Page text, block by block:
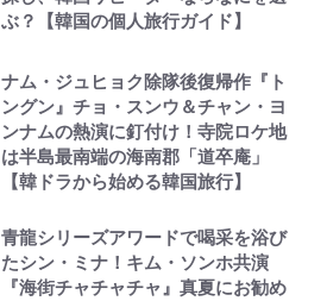
ぶ？【韓国の個人旅行ガイド】
ナム・ジュヒョク除隊後復帰作『ト
ングン』チョ・スンウ＆チャン・ヨ
ンナムの熱演に釘付け！寺院ロケ地
は半島最南端の海南郡「道卒庵」
【韓ドラから始める韓国旅行】
青龍シリーズアワードで喝采を浴び
たシン・ミナ！キム・ソンホ共演
『海街チャチャチャ』真夏にお勧め